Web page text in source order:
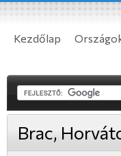
Kezdőlap
Brac,